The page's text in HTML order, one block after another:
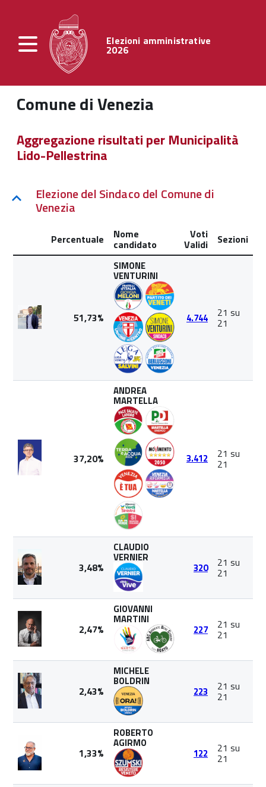
Elezioni amministrative
2026
Comune di Venezia
Aggregazione risultati per Municipalità
Lido-Pellestrina
Elezione del Sindaco del Comune di
Venezia
Percentuale Nome
candidato
Voti
Validi Sezioni
51,73%
SIMONE
VENTURINI
4.744 21 su
21
37,20%
ANDREA
MARTELLA
3.412 21 su
21
3,48%
CLAUDIO
VERNIER
320 21 su
21
2,47%
GIOVANNI
MARTINI
227 21 su
21
2,43%
MICHELE
BOLDRIN
223 21 su
21
1,33%
ROBERTO
AGIRMO
122 21 su
21